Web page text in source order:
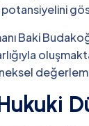
potansiyelini
Baki